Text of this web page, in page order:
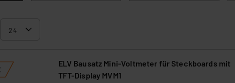
ELV Bausatz Mini-Voltmeter für Steckboards mit
TFT-Display MVM1